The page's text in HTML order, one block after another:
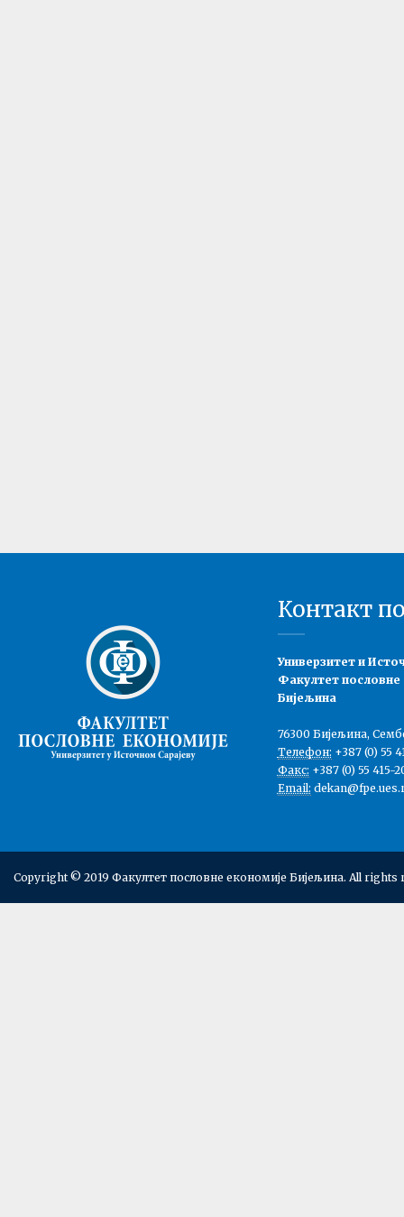
Контакт
Универзитет и
Факултет пословне
Бијељина
76300 Бијељина,
Телефон: +387 (0) 55
Факс: +387 (0) 55 415-
Email:
Copyright © 2019 Факултет пословне економије Бијељина. All rights